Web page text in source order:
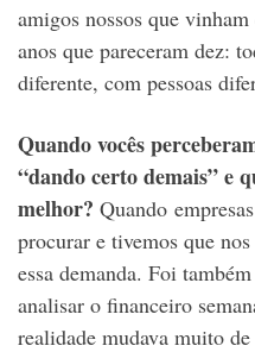
amigos nossos que
anos que pareceram dez:
diferente, com pessoas
Quando vocês
“dando certo demais” e
melhor? Quando
procurar e tivemos que
essa demanda. Foi
analisar o financeiro
realidade mudava muito